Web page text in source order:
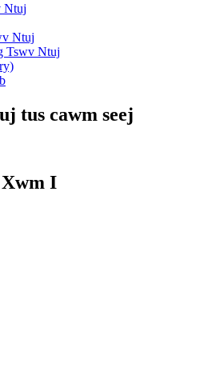
Ntuj
Ntuj
Tswv Ntuj
tus cawm seej
I